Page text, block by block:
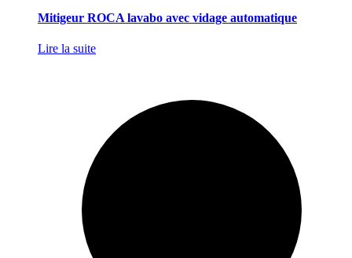
Mitigeur ROCA lavabo avec vidage automatique
Lire la suite